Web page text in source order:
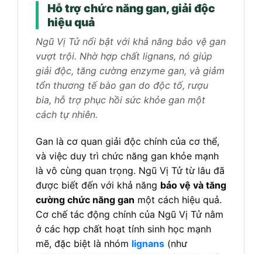
Hỗ trợ chức năng gan, giải độc
hiệu quả
Ngũ Vị Tử nổi bật với khả năng bảo vệ gan
vượt trội. Nhờ hợp chất lignans, nó giúp
giải độc, tăng cường enzyme gan, và giảm
tổn thương tế bào gan do độc tố, rượu
bia, hỗ trợ phục hồi sức khỏe gan một
cách tự nhiên.
Gan là cơ quan giải độc chính của cơ thể,
và việc duy trì chức năng gan khỏe mạnh
là vô cùng quan trọng. Ngũ Vị Tử từ lâu đã
được biết đến với khả năng bảo vệ và tăng
cường chức năng gan một cách hiệu quả.
Cơ chế tác động chính của Ngũ Vị Tử nằm
ở các hợp chất hoạt tính sinh học mạnh
mẽ, đặc biệt là nhóm lignans (như